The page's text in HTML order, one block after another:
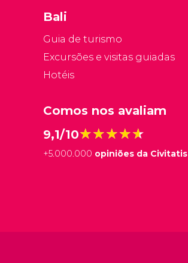
Bali
Guia de turismo
Excursões e visitas guiadas
Hotéis
Comos nos avaliam
9,1/10★★★★★
★★★★★
+5.000.000 opiniões da Civitatis